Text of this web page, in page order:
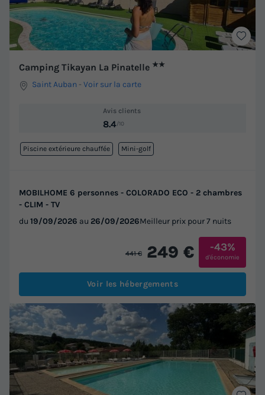
Camping Tikayan La Pinatelle ★★
Saint Auban -Voir sur la carte
Avis clients
8.4/10
Piscine extérieure chauffée Mini-golf
MOBILHOME 6 personnes - COLORADO ECO - 2 chambres
- CLIM - TV
du 19/09/2026 au 26/09/2026Meilleur prix pour 7 nuits
441 € 249 € -43%
d'économie
Voir les hébergements